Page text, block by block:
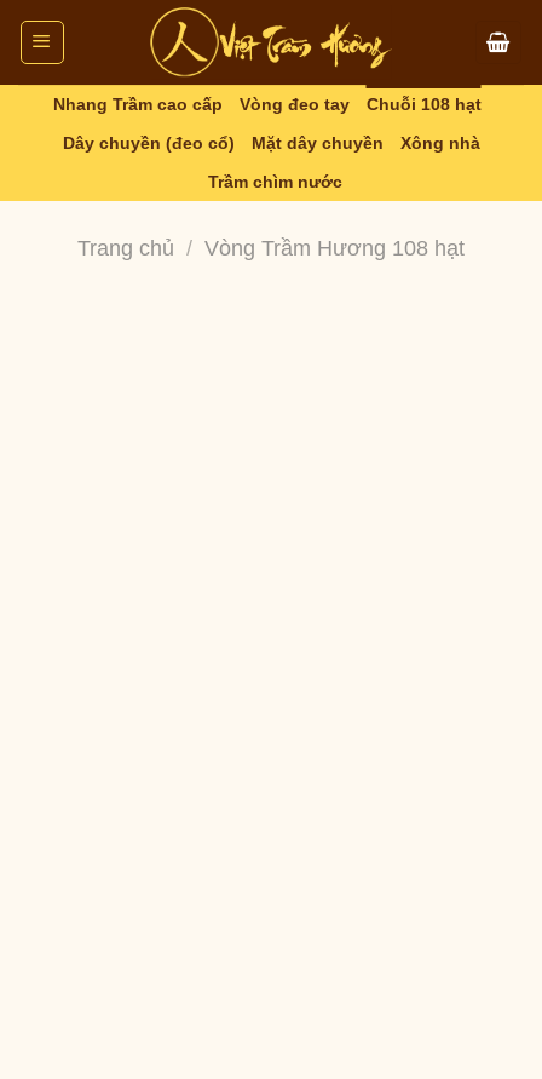
Skip
content
Nhang Trầm cao cấp Vòng đeo tay
Chuỗi 108 hạt
Dây chuyền (đeo cổ)
Mặt dây chuyền
Xông nhà
Trầm chìm nước
Trang chủ / Vòng Trầm Hương 108 hạt